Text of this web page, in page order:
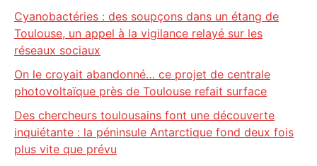
Cyanobactéries : des soupçons dans un étang de
Toulouse, un appel à la vigilance relayé sur les
réseaux sociaux
On le croyait abandonné… ce projet de centrale
photovoltaïque près de Toulouse refait surface
Des chercheurs toulousains font une découverte
inquiétante : la péninsule Antarctique fond deux fois
plus vite que prévu